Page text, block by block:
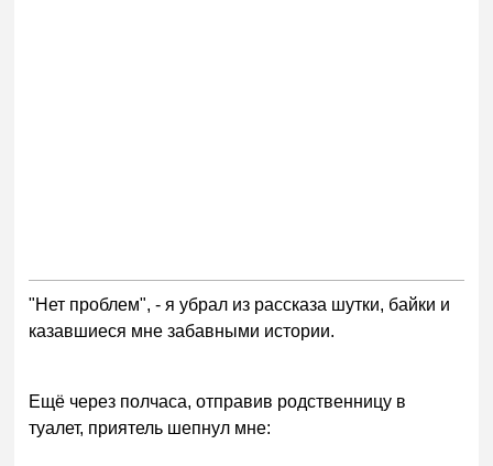
"Нет проблем", - я убрал из рассказа шутки, байки и
казавшиеся мне забавными истории.
Ещё через полчаса, отправив родственницу в
туалет, приятель шепнул мне: